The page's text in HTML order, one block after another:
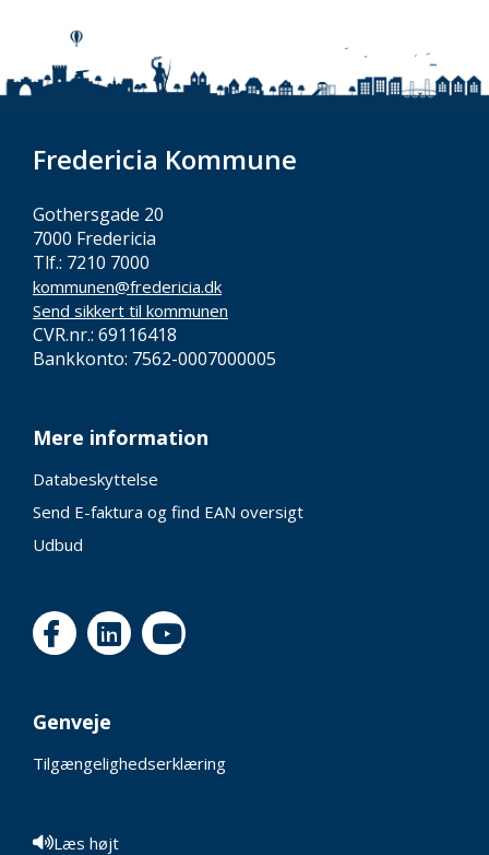
Fredericia Kommune
Gothersgade 20
7000 Fredericia
Tlf.: 7210 7000
kommunen@fredericia.dk
Send sikkert til kommunen
CVR.nr.: 69116418
Bankkonto: 7562-0007000005
Mere information
Databeskyttelse
Send E-faktura og find EAN oversigt
Udbud
Genveje
Tilgængelighedserklæring
Læs højt